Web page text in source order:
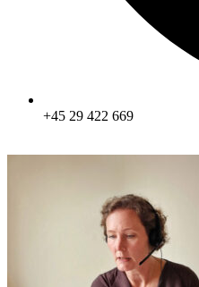
+45 29 422 669